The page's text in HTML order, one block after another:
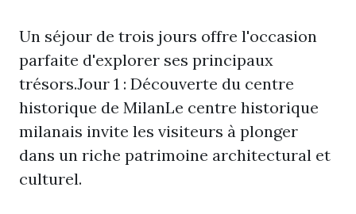
Un séjour de trois jours offre l'occasion
parfaite d'explorer ses principaux
trésors.Jour 1 : Découverte du centre
historique de MilanLe centre historique
milanais invite les visiteurs à plonger
dans un riche patrimoine architectural et
culturel.